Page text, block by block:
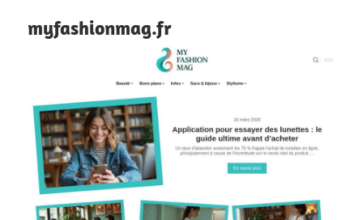
myfashionmag.fr